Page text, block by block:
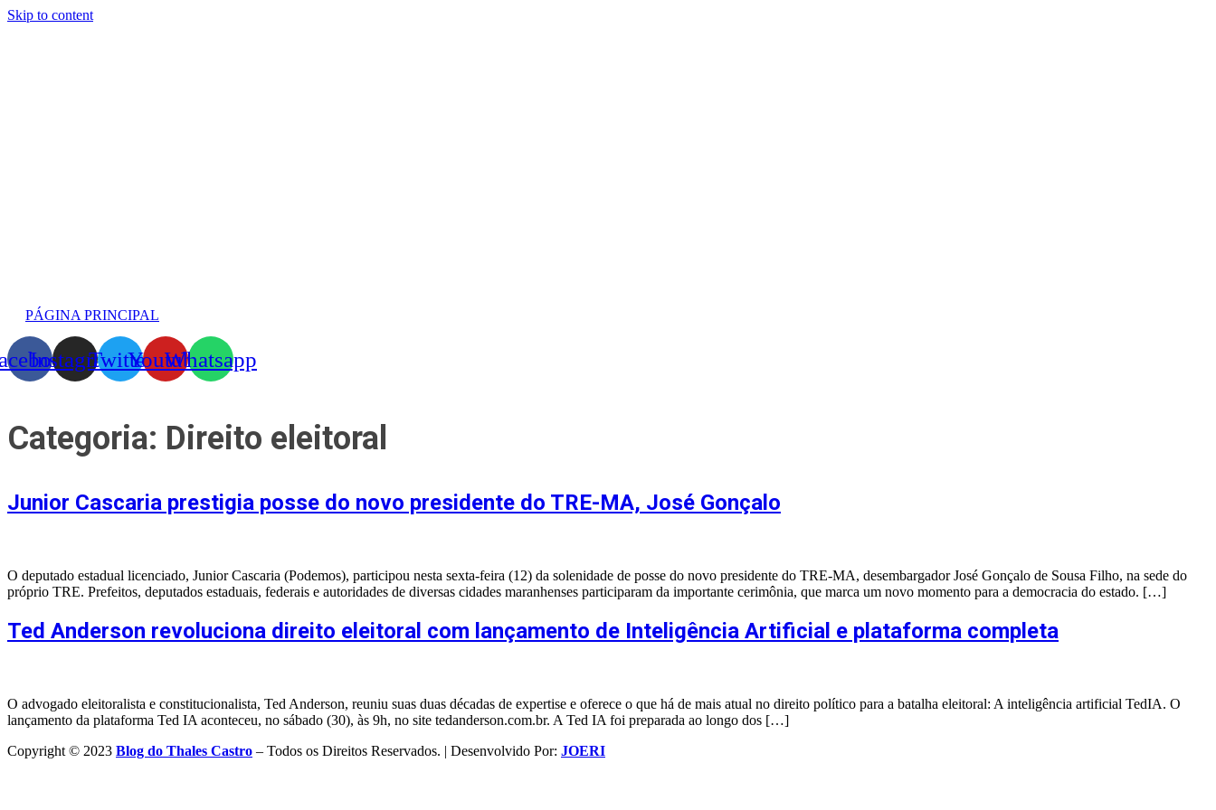
Skip to content
PÁGINA PRINCIPAL
InstagramTwitterYoutubeWhatsapp
Categoria: Direito eleitoral
Junior Cascaria prestigia posse do novo presidente do TRE-MA, José Gonçalo
O deputado estadual licenciado, Junior Cascaria (Podemos), participou nesta sexta-feira (12) da solenidade de posse do novo presidente do TRE-MA, desembargador José Gonçalo de Sousa Filho, na sede do
próprio TRE. Prefeitos, deputados estaduais, federais e autoridades de diversas cidades maranhenses participaram da importante cerimônia, que marca um novo momento para a democracia do estado. […]
Ted Anderson revoluciona direito eleitoral com lançamento de Inteligência Artificial e plataforma completa
O advogado eleitoralista e constitucionalista, Ted Anderson, reuniu suas duas décadas de expertise e oferece o que há de mais atual no direito político para a batalha eleitoral: A inteligência artificial TedIA. O
lançamento da plataforma Ted IA aconteceu, no sábado (30), às 9h, no site tedanderson.com.br. A Ted IA foi preparada ao longo dos […]
Copyright © 2023 Blog do Thales Castro – Todos os Direitos Reservados. | Desenvolvido Por: JOERI